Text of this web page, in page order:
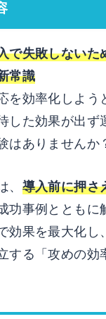
で失敗しないた
常識
を効率化しよう
した効果が出ず
はありませんか
、 導入前に押さ
功事例とともに
効果を最大化し
する「攻めの効